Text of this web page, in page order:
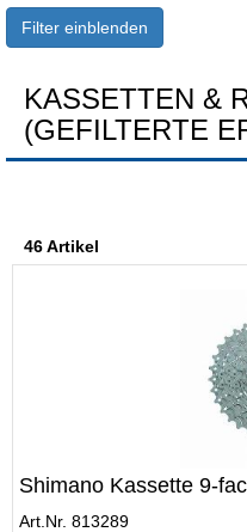
Filter einblenden
KASSETTEN &
(GEFILTERTE
46 Artikel
Shimano Kassette 9-
Art.Nr. 813289